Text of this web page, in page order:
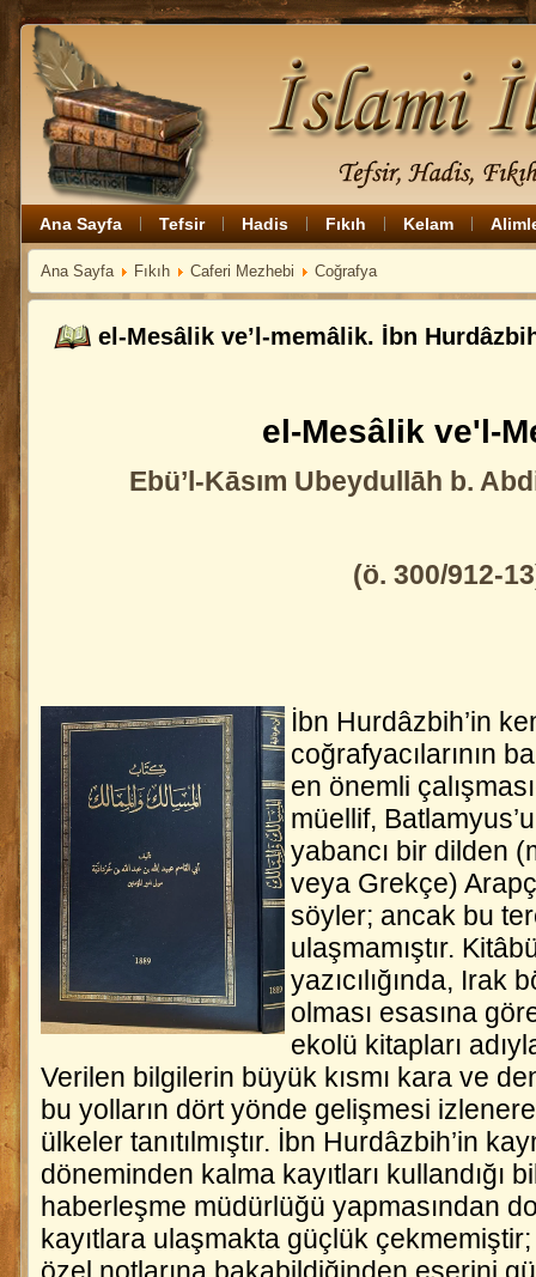
Ana Sayfa Tefsir Hadis Fıkıh Kelam
Ana Sayfa Fıkıh Caferi Mezhebi Coğrafya
el-Mesâlik ve’l-memâlik. İbn
el-Mesâlik ve'l-
Ebü’l-Kāsım Ubeydullāh b.
(ö. 300/912-
İbn Hurdâzbih’in
coğrafyacılarının
en önemli
müellif,
yabancı bir dilden
veya Grekçe)
söyler; ancak bu
ulaşmamıştır.
yazıcılığında, Irak
olması esasına
ekolü kitapları
Verilen bilgilerin büyük kısmı kara ve
bu yolların dört yönde gelişmesi
ülkeler tanıtılmıştır. İbn Hurdâzbih’in
döneminden kalma kayıtları kullandığı
haberleşme müdürlüğü yapmasından
kayıtlara ulaşmakta güçlük çekmemiştir;